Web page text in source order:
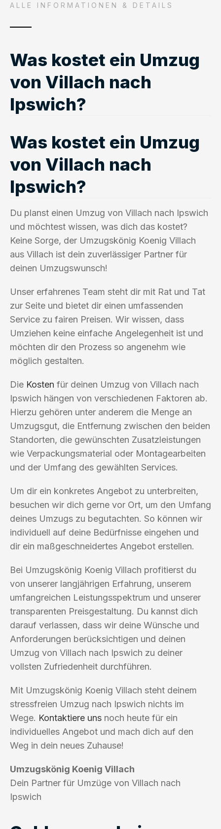
ALLE INFORMATIONEN & DETAILS
Was kostet ein Umzug
von Villach nach
Ipswich?
Was kostet ein Umzug
von Villach nach
Ipswich?
Du planst einen Umzug von Villach nach Ipswich
und möchtest wissen, was dich das kostet?
Keine Sorge, der Umzugskönig Koenig Villach
aus Villach ist dein zuverlässiger Partner für
deinen Umzugswunsch!
Unser erfahrenes Team steht dir mit Rat und Tat
zur Seite und bietet dir einen umfassenden
Service zu fairen Preisen. Wir wissen, dass
Umziehen keine einfache Angelegenheit ist und
möchten dir den Prozess so angenehm wie
möglich gestalten.
Die Kosten für deinen Umzug von Villach nach
Ipswich hängen von verschiedenen Faktoren ab.
Hierzu gehören unter anderem die Menge an
Umzugsgut, die Entfernung zwischen den beiden
Standorten, die gewünschten Zusatzleistungen
wie Verpackungsmaterial oder Montagearbeiten
und der Umfang des gewählten Services.
Um dir ein konkretes Angebot zu unterbreiten,
besuchen wir dich gerne vor Ort, um den Umfang
deines Umzugs zu begutachten. So können wir
individuell auf deine Bedürfnisse eingehen und
dir ein maßgeschneidertes Angebot erstellen.
Bei Umzugskönig Koenig Villach profitierst du
von unserer langjährigen Erfahrung, unserem
umfangreichen Leistungsspektrum und unserer
transparenten Preisgestaltung. Du kannst dich
darauf verlassen, dass wir deine Wünsche und
Anforderungen berücksichtigen und deinen
Umzug von Villach nach Ipswich zu deiner
vollsten Zufriedenheit durchführen.
Mit Umzugskönig Koenig Villach steht deinem
stressfreien Umzug nach Ipswich nichts im
Wege. Kontaktiere uns noch heute für ein
individuelles Angebot und mach dich auf den
Weg in dein neues Zuhause!
Umzugskönig Koenig Villach
Dein Partner für Umzüge von Villach nach
Ipswich